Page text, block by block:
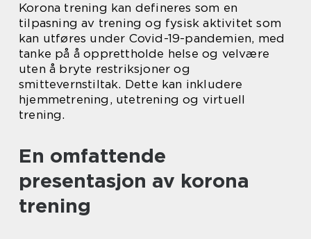
Korona trening kan defineres som en
tilpasning av trening og fysisk aktivitet som
kan utføres under Covid-19-pandemien, med
tanke på å opprettholde helse og velvære
uten å bryte restriksjoner og
smittevernstiltak. Dette kan inkludere
hjemmetrening, utetrening og virtuell
trening.
En omfattende
presentasjon av korona
trening